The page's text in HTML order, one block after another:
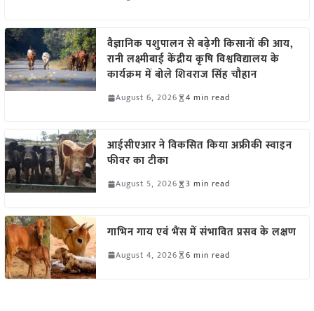
वैज्ञानिक पशुपालन से बढ़ेगी किसानों की आय,
रानी लक्ष्मीबाई केंद्रीय कृषि विश्वविद्यालय के
कार्यक्रम में बोले शिवराज सिंह चौहान
August 6, 2026 4 min read
आईसीएआर ने विकसित किया अफ्रीकी स्वाइन
फीवर का टीका
August 5, 2026 3 min read
गाभिन गाय एवं भैंस में संभावित प्रसव के लक्षण
August 4, 2026 6 min read